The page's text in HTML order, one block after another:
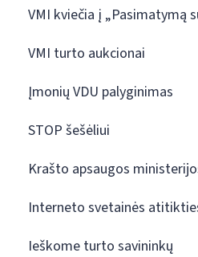
VMI kviečia į „Pasimatymą
VMI turto aukcionai
Įmonių VDU palyginimas
STOP šešėliui
Krašto apsaugos
Interneto svetainės
Ieškome turto savininkų